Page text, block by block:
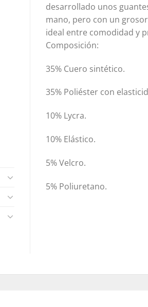
desarrollado unos
mano, pero con un
ideal entre comodidad y
Composición:
35% Cuero sintético.
35% Poliéster con
10% Lycra.
10% Elástico.
5% Velcro.
5% Poliuretano.